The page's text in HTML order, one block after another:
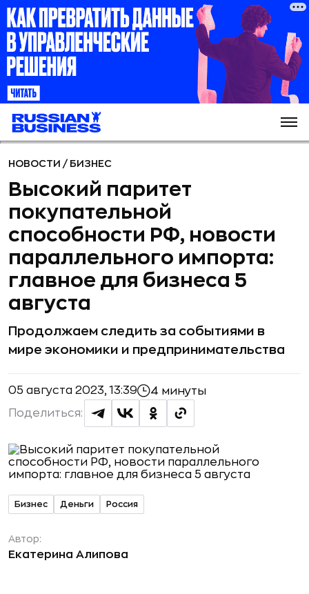
НОВОСТИ / БИЗНЕС
Высокий паритет
покупательной
способности РФ, новости
параллельного импорта:
главное для бизнеса 5
августа
Продолжаем следить за событиями в
мире экономики и предпринимательства
05 августа 2023, 13:39 4 минуты
Поделиться:
Бизнес Деньги Россия
Автор:
Екатерина Алипова